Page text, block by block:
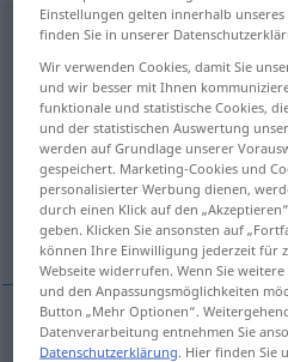
überleben v/t <sans ge>
Übersicht aller
(Für mehr Details die
survivre à elle
tu n’en mourras pas
Beispiele
Einstellungen gelten innerhalb
finden Sie in unserer
Wir verwenden Cookies, damit Sie
und wir besser mit Ihnen
funktionale und statistische Cookies,
und der statistischen Auswertung
werden auf Grundlage unserer
gespeichert. Marketing-Cookies und
personalisierter Werbung dienen,
durch einen Klick auf den
geben. Klicken Sie ansonsten auf
können Ihre Einwilligung jederzeit für
Webseite widerrufen. Wenn Sie
und den Anpassungsmöglichkeiten
Button „Mehr Optionen“.
Datenverarbeitung entnehmen Sie
Datenschutzerklärung. Hier finden Sie